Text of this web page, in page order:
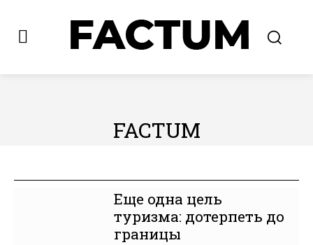
FACTUM
Еще одна цель
туризма: дотерпеть до
границы